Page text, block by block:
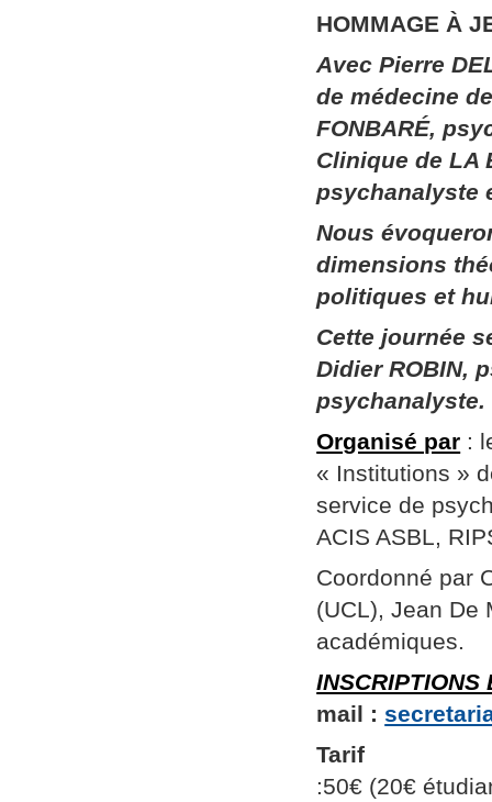
HOMMAGE À
Avec Pierre
de médecine
FONBARÉ,
Clinique de LA
psychanalyste
Nous
dimensions
politiques et
Cette journée
Didier ROBIN,
psychanalyste.
Organisé par :
« Institutions »
service de
ACIS ASBL,
Coordonné par
(UCL), Jean De
académiques.
INSCRIPTIONS
mail :
Tarif
:50€ (20€